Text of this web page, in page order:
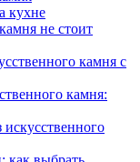
кухне
не стоит
камня с
камня: